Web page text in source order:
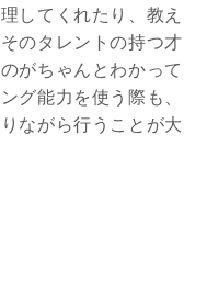
してくれたり、教え
のタレントの持つ才
がちゃんとわかって
グ能力を使う際も、
ながら行うことが大